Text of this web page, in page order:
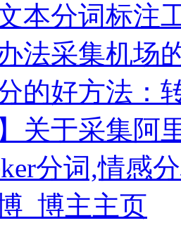
本分词标注
法采集机场
的好方法：
】关于采集阿
分词,情感
_博主主页